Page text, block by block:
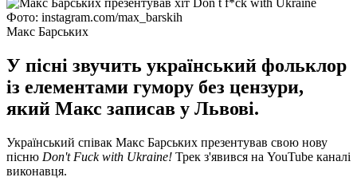
Фото: instagram.com/max_barskih
Макс Барських
У пісні звучить український фольклор
із елементами гумору без цензури,
який Макс записав у Львові.
Український співак Макс Барських презентував свою нову
пісню Don't Fuck with Ukraine! Трек з'явився на YouTube каналі
виконавця.